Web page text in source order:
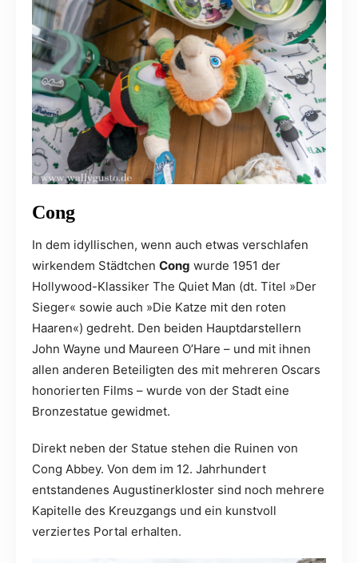
Cong
In dem idyllischen, wenn auch etwas verschlafen
wirkendem Städtchen Cong wurde 1951 der
Hollywood-Klassiker The Quiet Man (dt. Titel »Der
Sieger« sowie auch »Die Katze mit den roten
Haaren«) gedreht. Den beiden Hauptdarstellern
John Wayne und Maureen O’Hare – und mit ihnen
allen anderen Beteiligten des mit mehreren Oscars
honorierten Films – wurde von der Stadt eine
Bronzestatue gewidmet.
Direkt neben der Statue stehen die Ruinen von
Cong Abbey. Von dem im 12. Jahrhundert
entstandenes Augustinerkloster sind noch mehrere
Kapitelle des Kreuzgangs und ein kunstvoll
verziertes Portal erhalten.